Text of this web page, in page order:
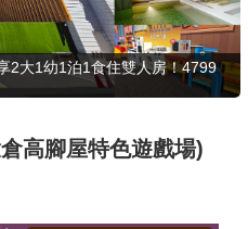
2大1幼1泊1食住雙人房！4799
高腳屋特色遊戲場)